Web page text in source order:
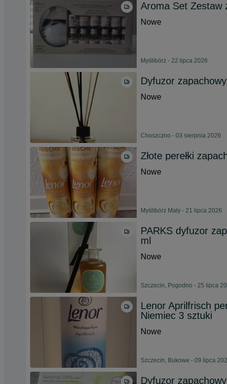
Aroma Set Zestaw
Nowe
Myślibórz - 22 lipca 2026
Dyfuzor
Nowe
Choszczno - 03 sierpnia 2026
Złote perełki
Nowe
Myślibórz Mały - 21 lipca 2026
PARKS dyfuzor
ml
Nowe
Szczecin, Pogodno - 25 lipca
Lenor Aprilfrisch
Niemiec 3 sztuki
Nowe
Szczecin, Bukowe - 09 lipca
Dyfuzor zapachowy